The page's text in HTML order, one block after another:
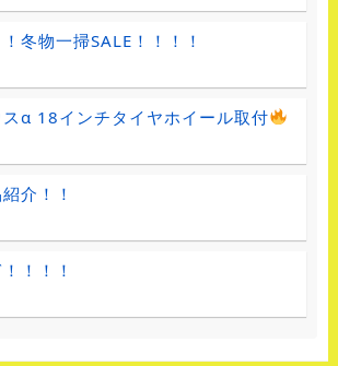
！冬物一掃SALE！！！！
スα 18インチタイヤホイール取付
紹介！！
！！！